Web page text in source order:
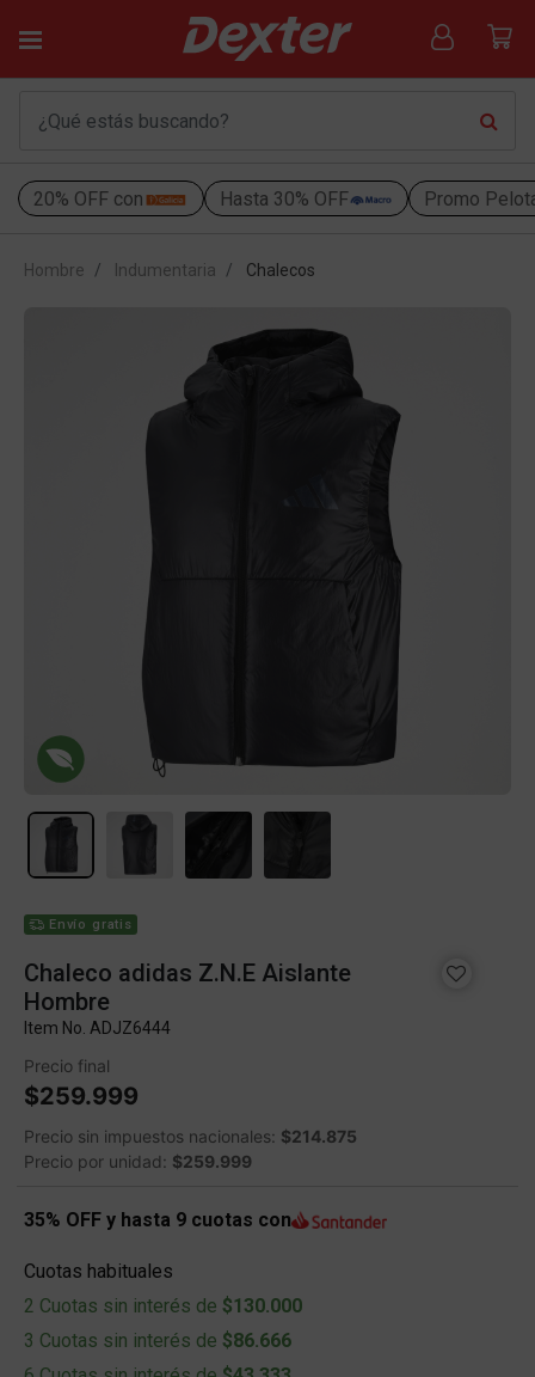
20% OFF con Hasta 30% OFF Promo
Hombre Indumentaria Chalecos
Envío gratis
Chaleco adidas Z.N.E Aislante
Hombre
Item No. ADJZ6444
Precio final
$259.999
Precio sin impuestos nacionales: $214.875
Precio por unidad: $259.999
35% OFF y hasta 9 cuotas con
Cuotas habituales
2 Cuotas sin interés de $130.000
3 Cuotas sin interés de $86.666